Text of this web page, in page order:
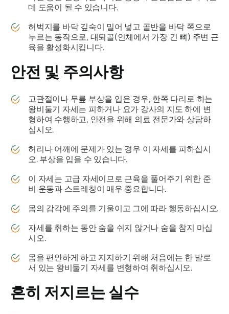
데 도움이 될 수 있습니다.
허벅지를 바닥 깊숙이 밀어 넣고 골반을 바닥 쪽으로
누르는 동작으로, 대퇴골(인체에서 가장 긴 뼈) 주변 근
육을 활성화시킵니다.
안전 및 주의사항
고관절이나 무릎 부상을 입은 경우, 한쪽 다리로 하는
왕비둘기 자세는 피하거나 요가 강사의 지도 하에 변
형하여 수행하고, 안전을 위해 의료 전문가와 상담하
십시오.
허리나 어깨에 문제가 있는 경우 이 자세를 피하십시
오. 부상을 입을 수 있습니다.
이 자세는 고급 자세이므로 근육을 풀어주기 위한 준
비 운동과 스트레칭이 매우 중요합니다.
몸의 감각에 주의를 기울이고 그에 따라 행동하십시오.
자세를 취하는 동안 숨을 쉬지 않거나 숨을 참지 마십
시오.
몸을 편안하게 하고 지지하기 위해 처음에는 한 발로
서 있는 왕비둘기 자세를 변형하여 취하십시오.
흔히 저지르는 실수